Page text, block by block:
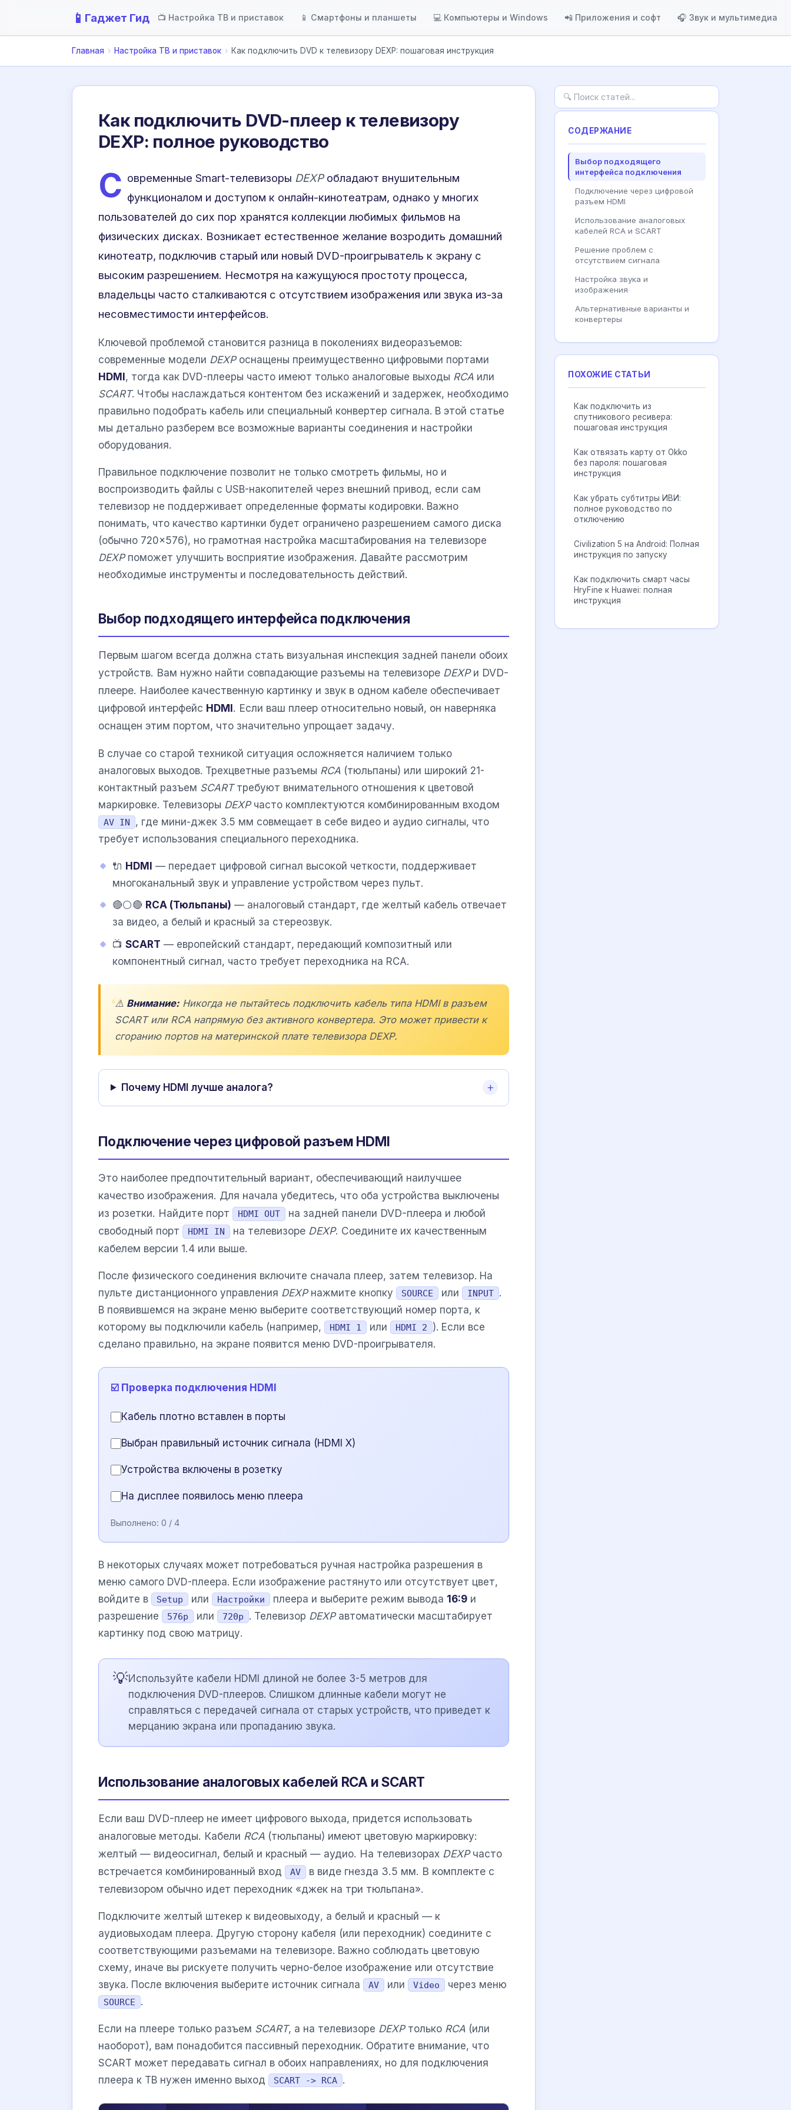
📱 Гаджет Гид 📺 Настройка ТВ и приставок 📱 Смартфоны и планшеты 💻 Компьютеры и Windows 📲 Приложения и софт 🎧 Звук и мультимедиа
Главная › Настройка ТВ и приставок › Как подключить DVD к телевизору DEXP: пошаговая инструкция
Как подключить DVD-плеер к телевизору
DEXP: полное руководство
С овременные Smart-телевизоры DEXPобладают внушительным
функционалом и доступом к онлайн-кинотеатрам, однако у многих
пользователей до сих пор хранятся коллекции любимых фильмов на
физических дисках. Возникает естественное желание возродить домашний
кинотеатр, подключив старый или новый DVD-проигрыватель к экрану с
высоким разрешением. Несмотря на кажущуюся простоту процесса,
владельцы часто сталкиваются с отсутствием изображения или звука из-за
несовместимости интерфейсов.
Ключевой проблемой становится разница в поколениях видеоразъемов:
современные модели DEXPоснащены преимущественно цифровыми портами
HDMI , тогда как DVD-плееры часто имеют только аналоговые выходы RCA или
SCART. Чтобы наслаждаться контентом без искажений и задержек, необходимо
правильно подобрать кабель или специальный конвертер сигнала. В этой статье
мы детально разберем все возможные варианты соединения и настройки
оборудования.
Правильное подключение позволит не только смотреть фильмы, но и
воспроизводить файлы с USB-накопителей через внешний привод, если сам
телевизор не поддерживает определенные форматы кодировки. Важно
понимать, что качество картинки будет ограничено разрешением самого диска
(обычно 720×576), но грамотная настройка масштабирования на телевизоре
DEXPпоможет улучшить восприятие изображения. Давайте рассмотрим
необходимые инструменты и последовательность действий.
Выбор подходящего интерфейса подключения
Первым шагом всегда должна стать визуальная инспекция задней панели обоих
устройств. Вам нужно найти совпадающие разъемы на телевизоре DEXPи DVD-
плеере. Наиболее качественную картинку и звук в одном кабеле обеспечивает
цифровой интерфейс HDMI. Если ваш плеер относительно новый, он наверняка
оснащен этим портом, что значительно упрощает задачу.
В случае со старой техникой ситуация осложняется наличием только
аналоговых выходов. Трехцветные разъемы RCA (тюльпаны) или широкий 21-
контактный разъем SCARTтребуют внимательного отношения к цветовой
маркировке. Телевизоры DEXPчасто комплектуются комбинированным входом
AV IN
, где мини-джек 3.5 мм совмещает в себе видео и аудио сигналы, что
требует использования специального переходника.
🔌 HDMI — передает цифровой сигнал высокой четкости, поддерживает
многоканальный звук и управление устройством через пульт.
🔴⚪🔴 RCA (Тюльпаны) — аналоговый стандарт, где желтый кабель отвечает
за видео, а белый и красный за стереозвук.
📺 SCART — европейский стандарт, передающий композитный или
компонентный сигнал, часто требует переходника на RCA.
⚠️ Внимание: Никогда не пытайтесь подключить кабель типа HDMI в разъем
SCART или RCA напрямую без активного конвертера. Это может привести к
сгоранию портов на материнской плате телевизора DEXP.
Почему HDMI лучше аналога?
Подключение через цифровой разъем HDMI
Это наиболее предпочтительный вариант, обеспечивающий наилучшее
качество изображения. Для начала убедитесь, что оба устройства выключены
из розетки. Найдите порт
HDMI OUT
на задней панели DVD-плеера и любой
свободный порт
HDMI IN на телевизоре DEXP. Соедините их качественным
кабелем версии 1.4 или выше.
После физического соединения включите сначала плеер, затем телевизор. На
пульте дистанционного управления DEXPнажмите кнопку SOURCE или INPUT .
В появившемся на экране меню выберите соответствующий номер порта, к
которому вы подключили кабель (например,
HDMI 1 или HDMI 2
). Если все
сделано правильно, на экране появится меню DVD-проигрывателя.
☑️ Проверка подключения HDMI
Кабель плотно вставлен в порты
Выбран правильный источник сигнала (HDMI X)
Устройства включены в розетку
На дисплее появилось меню плеера
Выполнено: 0 / 4
В некоторых случаях может потребоваться ручная настройка разрешения в
меню самого DVD-плеера. Если изображение растянуто или отсутствует цвет,
войдите в
Setup или Настройки плеера и выберите режим вывода 16:9 и
разрешение
576p или 720p . Телевизор DEXPавтоматически масштабирует
картинку под свою матрицу.
💡Используйте кабели HDMI длиной не более 3-5 метров для
подключения DVD-плееров. Слишком длинные кабели могут не
справляться с передачей сигнала от старых устройств, что приведет к
мерцанию экрана или пропаданию звука.
Использование аналоговых кабелей RCA и SCART
Если ваш DVD-плеер не имеет цифрового выхода, придется использовать
аналоговые методы. Кабели RCA (тюльпаны) имеют цветовую маркировку:
желтый — видеосигнал, белый и красный — аудио. На телевизорах DEXPчасто
встречается комбинированный вход
AV
в виде гнезда 3.5 мм. В комплекте с
телевизором обычно идет переходник «джек на три тюльпана».
Подключите желтый штекер к видеовыходу, а белый и красный — к
аудиовыходам плеера. Другую сторону кабеля (или переходник) соедините с
соответствующими разъемами на телевизоре. Важно соблюдать цветовую
схему, иначе вы рискуете получить черно-белое изображение или отсутствие
звука. После включения выберите источник сигнала
AV или Video через меню
SOURCE .
Если на плеере только разъем SCART, а на телевизоре DEXPтолько RCA (или
наоборот), вам понадобится пассивный переходник. Обратите внимание, что
SCART может передавать сигнал в обоих направлениях, но для подключения
плеера к ТВ нужен именно выход
SCART -> RCA .
СОДЕРЖАНИЕ
Выбор подходящего
интерфейса подключения
Подключение через цифровой
разъем HDMI
Использование аналоговых
кабелей RCA и SCART
Решение проблем с
отсутствием сигнала
Настройка звука и
изображения
Альтернативные варианты и
конвертеры
ПОХОЖИЕ СТАТЬИ
Как подключить из
спутникового ресивера:
пошаговая инструкция
Как отвязать карту от Okko
без пароля: пошаговая
инструкция
Как убрать субтитры ИВИ:
полное руководство по
отключению
Civilization 5 на Android: Полная
инструкция по запуску
Как подключить смарт часы
HryFine к Huawei: полная
инструкция